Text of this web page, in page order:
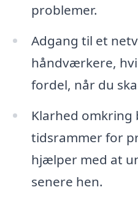
problemer.
Adgang til et
håndværkere,
fordel, når du
Klarhed
tidsrammer for
hjælper med at
senere hen.